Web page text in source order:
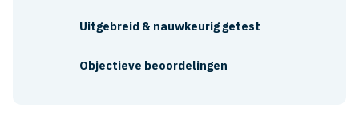
Uitgebreid & nauwkeurig getest
Objectieve beoordelingen